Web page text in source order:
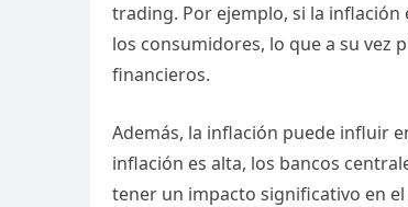
trading. Por ejemplo, si la
los consumidores, lo que a su vez
financieros.
Además, la inflación puede influir
inflación es alta, los bancos
tener un impacto significativo en